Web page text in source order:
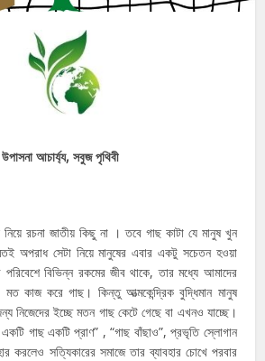
আচার্য্য, সবুজ পৃথিবী
নিয়ে রচনা জাতীয় কিছু না । তবে গাছ কাটা যে মানুষ খুন
অপরাধ সেটা নিয়ে মানুষের এবার একটু সচেতন হওয়া
বিভিন্ন রকমের জীব থাকে, তার মধ্যে আমাদের
কাজ করে গাছ। কিন্তু আত্মকেন্দ্রিক বুদ্ধিমান মানুষ
নিজেদের ইচ্ছে মতন গাছ কেটে গেছে বা এখনও যাচ্ছে।
একটি গাছ একটি প্রাণ” , “গাছ বাঁছাও”, প্রভৃতি স্লোগান
করলেও সত্যিকারের সমাজে তার ব্যাবহার চোখে পরবার